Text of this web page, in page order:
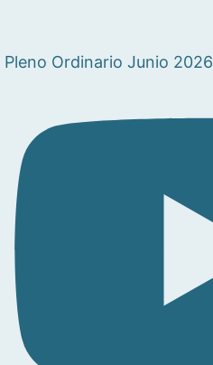
Pleno Ordinario Junio 2026